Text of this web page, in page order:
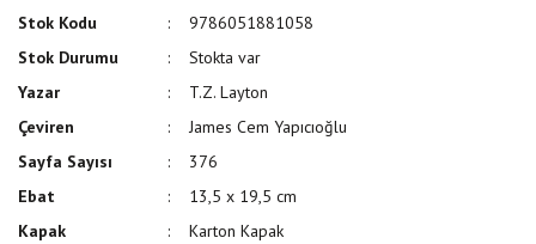
Stok Kodu
9786051881058
Stok Durumu
Stokta var
Yazar
T.Z. Layton
Çeviren
James Cem Yapıcıoğlu
Sayfa Sayısı
376
Ebat
13,5 x 19,5 cm
Kapak
Karton Kapak